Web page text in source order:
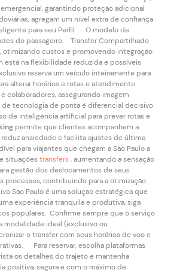
garantindo proteção adicional
agregam um nível extra de confiança
para seu Perfil O modelo de
do passageiro. Transfer Compartilhado
custos e promovendo integração
está na flexibilidade reduzida e possíveis
reserva um veículo inteiramente para
alterar horários e rotas e atendimento
colaboradores, assegurando imagem
tecnologia de ponta é diferencial decisivo
de inteligência artificial para prever rotas e
permite que clientes acompanhem a
ansiedade e facilita ajustes de última
para viajantes que chegam a São Paulo a
situaçõestransfers, aumentando a sensação
gestão dos deslocamentos de seus
processos, contribuindo para a otimização
São Paulo é uma solução estratégica que
experiência tranquila e produtiva, siga
populares. Confirme sempre que o serviço
ideal (exclusivo ou
o transfer com seus horários de voo e
Para reservar, escolha plataformas
os detalhes do trajeto e mantenha
positiva, segura e com o máximo de